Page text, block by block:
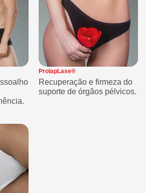
ProlapLase®
Recuperação e firmeza do
suporte de órgãos pélvicos.